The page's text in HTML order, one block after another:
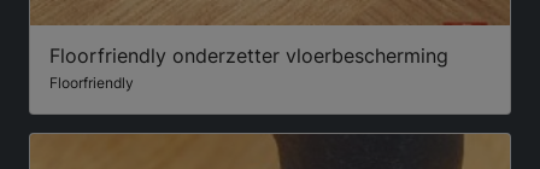
Floorfriendly onderzetter vloerbescherming
Floorfriendly